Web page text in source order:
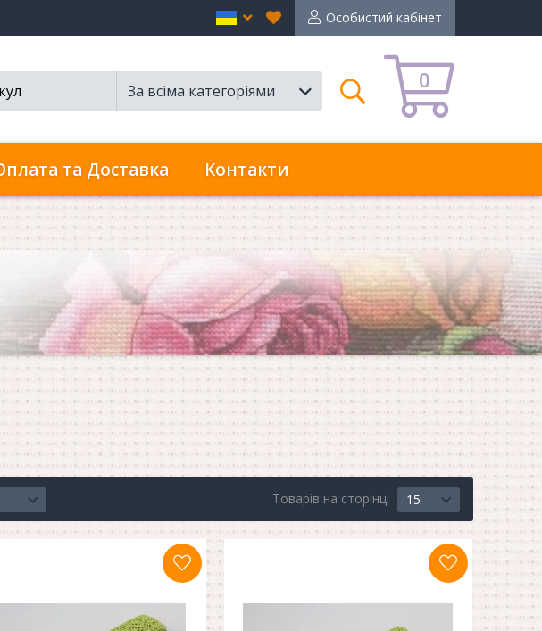
Особистий кабінет
Вибране
en
0
За всіма категоріями
Пошук
та Доставка Контакти
Товарів на сторінці 15